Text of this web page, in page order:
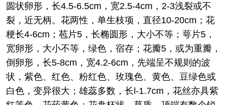
圆状卵形，长4.5-6.5cm，宽2.5-4cm，2-3浅裂或不
裂，近无柄。花两性，单生枝项，直径10-20cm；花
梗长4-6cm；苞片5，长椭圆形，大小不等；萼片5，
宽卵形，大小不等，绿色，宿存；花瓣5，或为重瓣，
倒卵形，长5-8cm，宽4.2-6cm，先端呈不规则的波
状，紫色、红色、粉红色、玫瑰色、黄色、豆绿色或
白色，变异很大；雄蕊多数，长l-1.7cm，花丝亦具紫